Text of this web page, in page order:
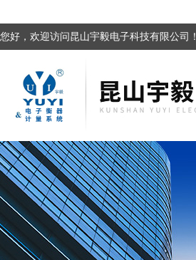
您好，欢迎访问昆山宇毅电子科技有限公司！